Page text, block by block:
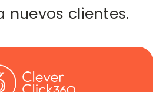
nuevos clientes.